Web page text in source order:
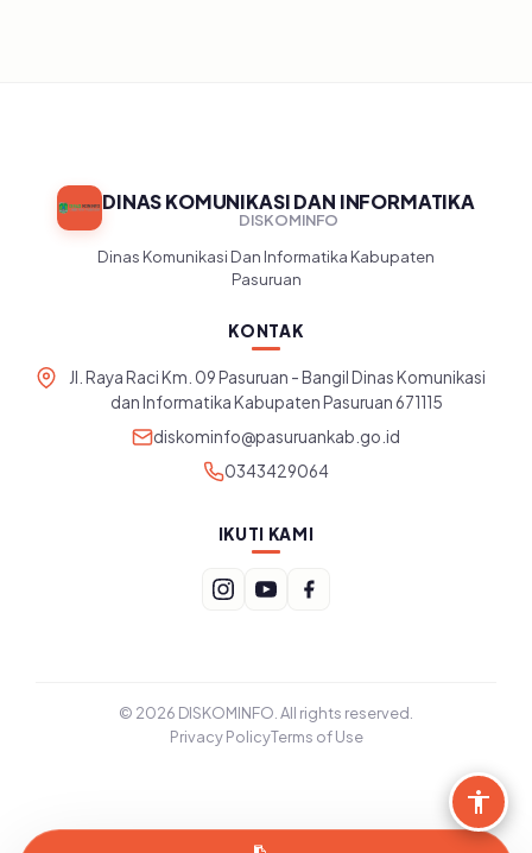
DINAS KOMUNIKASI DAN INFORMATIKA
DISKOMINFO
Dinas Komunikasi Dan Informatika Kabupaten
Pasuruan
KONTAK
Jl. Raya Raci Km. 09 Pasuruan - Bangil Dinas Komunikasi
dan Informatika Kabupaten Pasuruan 671115
diskominfo@pasuruankab.go.id
0343429064
IKUTI KAMI
© 2026 DISKOMINFO. All rights reserved.
Privacy PolicyTerms of Use